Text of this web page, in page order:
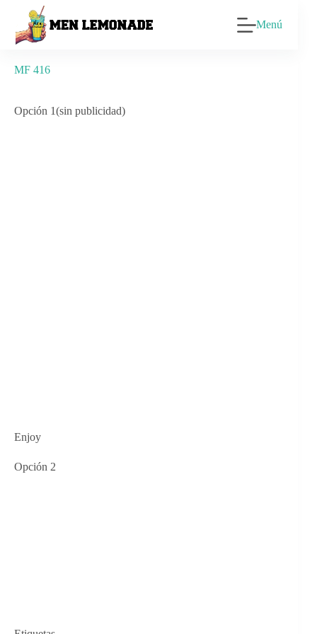
contenido
Menú
MF 416
Opción 1(sin publicidad)
Enjoy
Opción 2